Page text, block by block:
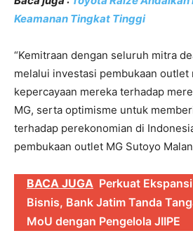
Keamanan Tingkat Tinggi
“Kemitraan dengan seluruh mitra
melalui investasi pembukaan outlet
kepercayaan mereka terhadap
MG, serta optimisme untuk
terhadap perekonomian di
pembukaan outlet MG Sutoyo
BACA JUGA Perkuat Ekspansi
Bisnis, Bank Jatim Tanda
MoU dengan Pengelola JIIPE